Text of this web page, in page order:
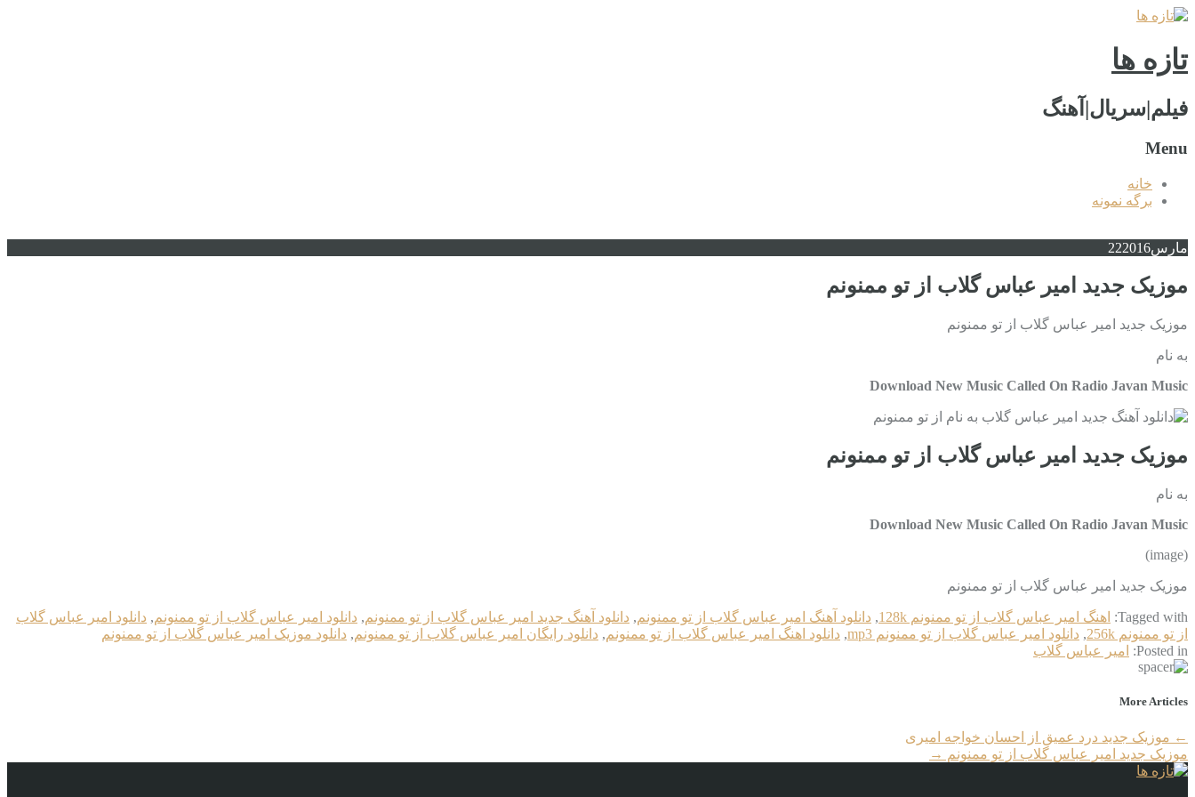
تازه ها
فیلم|سریال|آهنگ
Menu
خانه
برگه نمونه
مارس 222016
موزیک جدید امیر عباس گلاب از تو ممنونم
موزیک جدید امیر عباس گلاب از تو ممنونم
به نام
Download New Music Called On Radio Javan Music
موزیک جدید امیر عباس گلاب از تو ممنونم
به نام
Download New Music Called On Radio Javan Music
(image)
موزیک جدید امیر عباس گلاب از تو ممنونم
Tagged with: اهنگ امیر عباس گلاب از تو ممنونم 128k , دانلود آهنگ امیر عباس گلاب از تو ممنونم, دانلود آهنگ جدید امیر عباس گلاب از تو ممنونم, دانلود امیر عباس گلاب از تو ممنونم, دانلود امیر عباس گلاب
از تو ممنونم 256k
, دانلود امیر عباس گلاب از تو ممنونم mp3 , دانلود اهنگ امیر عباس گلاب از تو ممنونم, دانلود رایگان امیر عباس گلاب از تو ممنونم, دانلود موزیک امیر عباس گلاب از تو ممنونم
Posted in:
امیر عباس گلاب
More Articles
← موزیک جدید درد عمیق از احسان خواجه امیری
موزیک جدید امیر عباس گلاب از تو ممنونم →